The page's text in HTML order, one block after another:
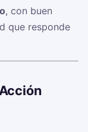
, con buen
que responde